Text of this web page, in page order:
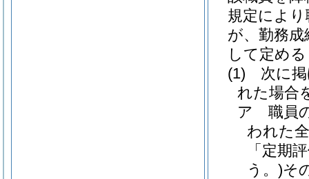
規定によ
が、勤務
して定め
(1)
次に
れた場合
ア
職員
われた
「定期
う。)そ